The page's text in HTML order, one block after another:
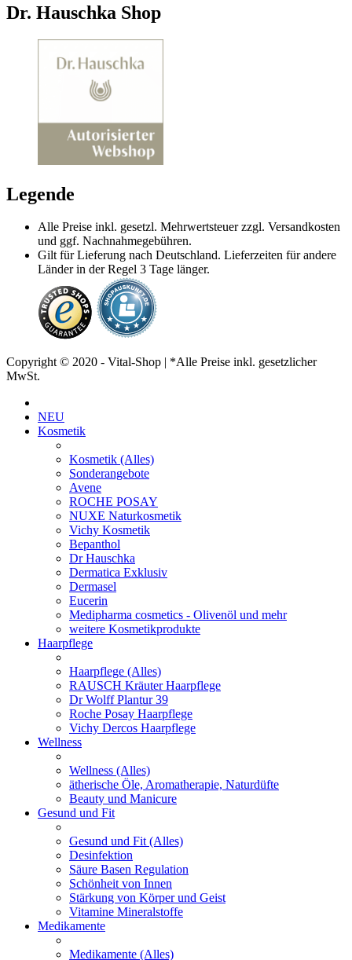
Dr. Hauschka Shop
Legende
Alle Preise inkl. gesetzl. Mehrwertsteuer zzgl. Versandkosten
und ggf. Nachnahmegebühren.
Gilt für Lieferung nach Deutschland. Lieferzeiten für andere
Länder in der Regel 3 Tage länger.
Copyright © 2020 - Vital-Shop | *Alle Preise inkl. gesetzlicher
MwSt.
NEU
Kosmetik
Kosmetik (Alles)
Sonderangebote
Avene
ROCHE POSAY
NUXE Naturkosmetik
Vichy Kosmetik
Bepanthol
Dr Hauschka
Dermatica Exklusiv
Dermasel
Eucerin
Medipharma cosmetics - Olivenöl und mehr
weitere Kosmetikprodukte
Haarpflege
Haarpflege (Alles)
RAUSCH Kräuter Haarpflege
Dr Wolff Plantur 39
Roche Posay Haarpflege
Vichy Dercos Haarpflege
Wellness
Wellness (Alles)
ätherische Öle, Aromatherapie, Naturdüfte
Beauty und Manicure
Gesund und Fit
Gesund und Fit (Alles)
Desinfektion
Säure Basen Regulation
Schönheit von Innen
Stärkung von Körper und Geist
Vitamine Mineralstoffe
Medikamente
Medikamente (Alles)